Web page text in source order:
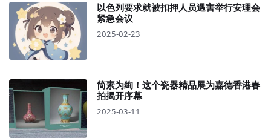
以色列要求就被扣押人员遇害举行安理会
紧急会议
2025-02-23
简素为绚！这个瓷器精品展为嘉德香港春
拍揭开序幕
2025-03-11